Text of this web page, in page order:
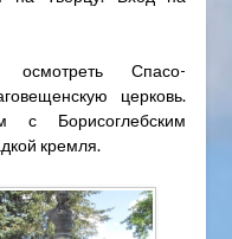
Спасо-
церковь.
с Борисоглебским
кремля.